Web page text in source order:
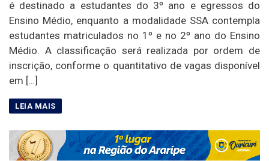
é destinado a estudantes do 3º ano e egressos do
Ensino Médio, enquanto a modalidade SSA contempla
estudantes matriculados no 1º e no 2º ano do Ensino
Médio. A classificação será realizada por ordem de
inscrição, conforme o quantitativo de vagas disponível
em […]